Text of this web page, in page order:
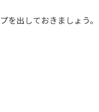
を出しておきましょう。